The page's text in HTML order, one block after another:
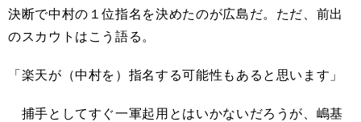
決断で中村の１位指名を決めたのが広島だ。ただ、前出
のスカウトはこう語る。
「楽天が（中村を）指名する可能性もあると思います」
捕手としてすぐ一軍起用とはいかないだろうが、嶋基